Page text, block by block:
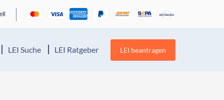
LEI Suche LEI Ratgeber LEI beantragen